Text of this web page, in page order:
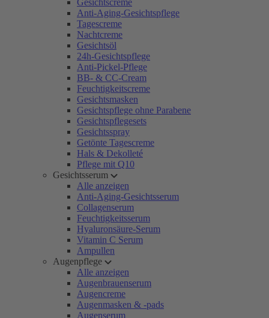
Gesichtscreme
Anti-Aging-Gesichtspflege
Tagescreme
Nachtcreme
Gesichtsöl
24h-Gesichtspflege
Anti-Pickel-Pflege
BB- & CC-Cream
Feuchtigkeitscreme
Gesichtsmasken
Gesichtspflege ohne Parabene
Gesichtspflegesets
Gesichtsspray
Getönte Tagescreme
Hals & Dekolleté
Pflege mit Q10
Gesichtsserum
Alle anzeigen
Anti-Aging-Gesichtsserum
Collagenserum
Feuchtigkeitsserum
Hyaluronsäure-Serum
Vitamin C Serum
Ampullen
Augenpflege
Alle anzeigen
Augenbrauenserum
Augencreme
Augenmasken & -pads
Augenserum